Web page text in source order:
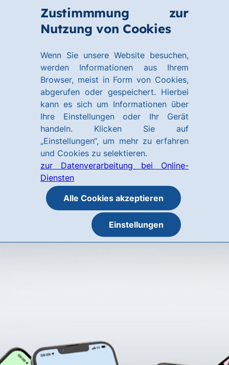
Zustimmmung zur
Nutzung von Cookies
Wenn Sie unsere Website besuchen,
werden Informationen aus Ihrem
Browser, meist in Form von Cookies,
abgerufen oder gespeichert. Hierbei
kann es sich um Informationen über
Ihre Einstellungen oder Ihr Gerät
handeln. Klicken Sie auf
„Einstellungen“, um mehr zu erfahren
und Cookies zu selektieren.
zur Datenverarbeitung bei Online-
Diensten
Alle Cookies akzeptieren
Einstellungen
Hauptinhalt